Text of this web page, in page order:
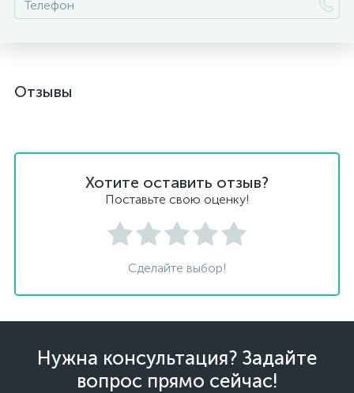
Отзывы
Хотите оставить отзыв?
Поставьте свою оценку!
Сделайте выбор!
Нужна консультация? Задайте
вопрос прямо сейчас!